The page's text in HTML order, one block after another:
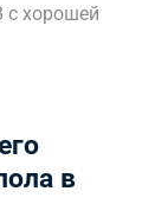
с хорошей
в